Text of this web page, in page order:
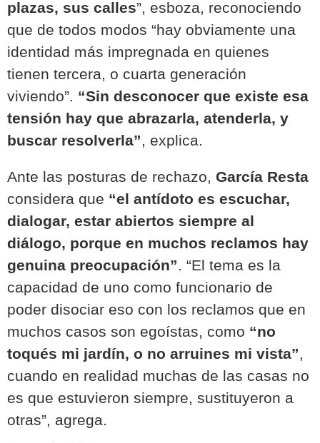
plazas, sus calles” , esboza, reconociendo
que de todos modos “hay obviamente una
identidad más impregnada en quienes
tienen tercera, o cuarta generación
viviendo”. “Sin desconocer que existe esa
tensión hay que abrazarla, atenderla, y
buscar resolverla” , explica.
Ante las posturas de rechazo, García Resta
considera que “el antídoto es escuchar,
dialogar, estar abiertos siempre al
diálogo, porque en muchos reclamos hay
genuina preocupación” . “El tema es la
capacidad de uno como funcionario de
poder disociar eso con los reclamos que en
muchos casos son egoístas, como “no
toqués mi jardín, o no arruines mi vista”
cuando en realidad muchas de las casas no
es que estuvieron siempre, sustituyeron a
otras”, agrega.